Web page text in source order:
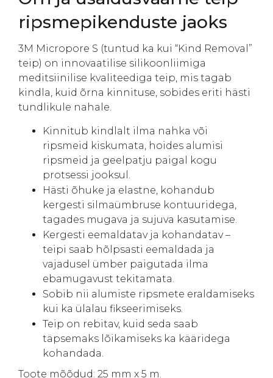
ripsmepikenduste jaoks
3M Micropore S (tuntud ka kui “Kind Removal”
teip) on innovaatilise silikoonliimiga
meditsiinilise kvaliteediga teip, mis tagab
kindla, kuid õrna kinnituse, sobides eriti hästi
tundlikule nahale.
Kinnitub kindlalt ilma nahka või
ripsmeid kiskumata, hoides alumisi
ripsmeid ja geelpatju paigal kogu
protsessi jooksul.
Hästi õhuke ja elastne, kohandub
kergesti silmaümbruse kontuuridega,
tagades mugava ja sujuva kasutamise.
Kergesti eemaldatav ja kohandatav –
teipi saab hõlpsasti eemaldada ja
vajadusel ümber paigutada ilma
ebamugavust tekitamata.
Sobib nii alumiste ripsmete eraldamiseks
kui ka ülalau fikseerimiseks.
Teip on rebitav, kuid seda saab
täpsemaks lõikamiseks ka kääridega
kohandada.
Toote mõõdud: 25 mm x 5 m.